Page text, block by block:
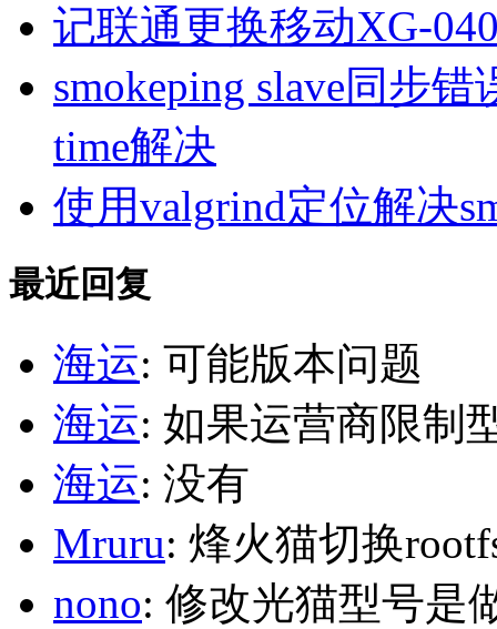
记联通更换移动XG-
smokeping slave同步错
time解决
使用valgrind定位解决
最近回复
海运: 可能版本问题
海运: 如果运营商限制
海运: 没有
Mruru: 烽火猫切换
nono: 修改光猫型号是